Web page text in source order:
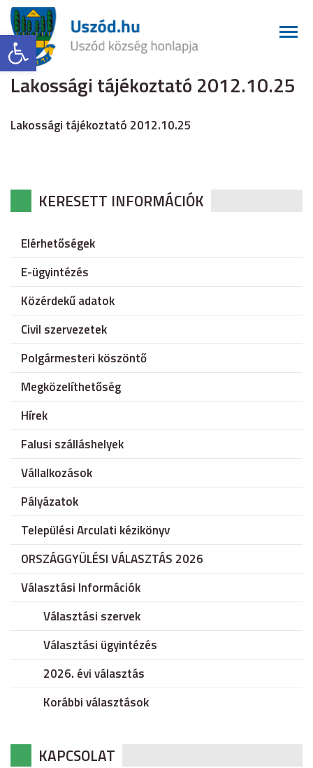
Eszköztár megnyitása
Lakossági tájékoztató 2012.10.25
Lakossági tájékoztató 2012.10.25
KERESETT INFORMÁCIÓK
Elérhetőségek
E-ügyintézés
Közérdekű adatok
Civil szervezetek
Polgármesteri köszöntő
Megközelíthetőség
Hírek
Falusi szálláshelyek
Vállalkozások
Pályázatok
Települési Arculati kézikönyv
ORSZÁGGYÜLÉSI VÁLASZTÁS 2026
Választási Információk
Választási szervek
Választási ügyintézés
2026. évi választás
Korábbi választások
KAPCSOLAT